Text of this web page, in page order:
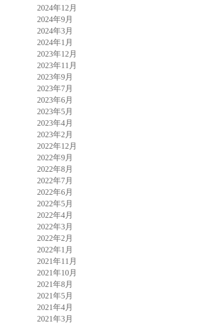
2024年12月
2024年9月
2024年3月
2024年1月
2023年12月
2023年11月
2023年9月
2023年7月
2023年6月
2023年5月
2023年4月
2023年2月
2022年12月
2022年9月
2022年8月
2022年7月
2022年6月
2022年5月
2022年4月
2022年3月
2022年2月
2022年1月
2021年11月
2021年10月
2021年8月
2021年5月
2021年4月
2021年3月